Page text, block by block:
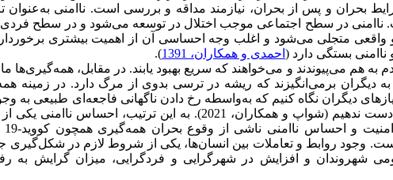
بحران و پس از بحران، نیازمند مداقه و بررسی است. ناامنی به‌عنوان
ناامنی در سطح اجتماعی موجب اختلال در توسعه می‌شود و در سطح فردی
و واقعی متجلی می‌شود و اغلب وجه احساسی آن از اهمیت بیشتری
بستگی دارد ( احمدی و همکاران، 1391
).
هم می‌پیوندند و می‌خواهند که سریع بهبود یابند. در مقابل، همه‌گیری‌ها
برمی‌انگیزند که ریشه در ترسی بدوی از مرگ دارد. در زمینه
دیگران نگاه کنیم که به‌واسطه رخ دادن ناگهانی فاجعه‌ای طبیعی به
است، به احتمال زیاد به‌دنبال این هستیم که خودمان چیزی از دست ندهیم (شواپ و همکاران، 2021). به این ترتیب،
روابط و تعاملات بین انسان‌ها، یکی از شروط لازم در شکل‌گیری
شهروندان و افزایش در شهرگرایی و فردگرایی، میزان گرایش به